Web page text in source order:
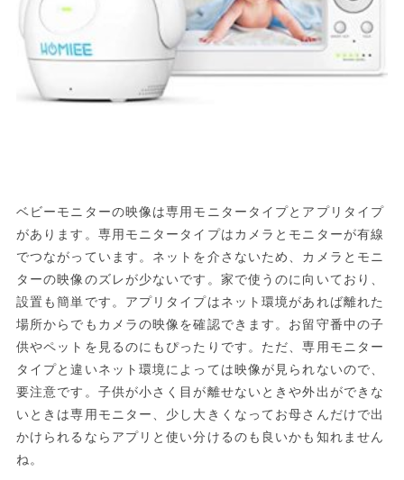
ベビーモニターの映像は専用モニタータイプとアプリタイプ
があります。専用モニタータイプはカメラとモニターが有線
でつながっています。ネットを介さないため、カメラとモニ
ターの映像のズレが少ないです。家で使うのに向いており、
設置も簡単です。アプリタイプはネット環境があれば離れた
場所からでもカメラの映像を確認できます。お留守番中の子
供やペットを見るのにもぴったりです。ただ、専用モニター
タイプと違いネット環境によっては映像が見られないので、
要注意です。子供が小さく目が離せないときや外出ができな
いときは専用モニター、少し大きくなってお母さんだけで出
かけられるならアプリと使い分けるのも良いかも知れません
ね。